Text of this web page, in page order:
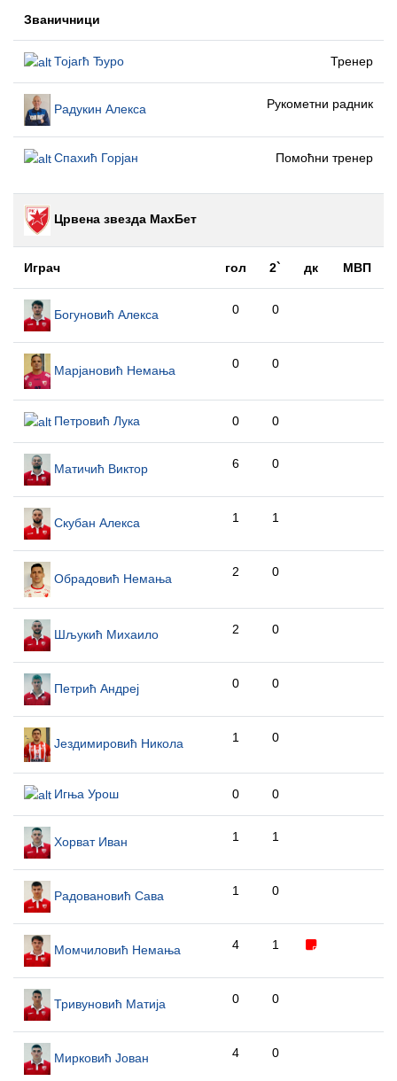
Званичници
Тојагћ Ђуро Тренер
Радукин Алекса Рукометни радник
Спахић Горјан Помоћни тренер
Црвена звезда МаxБет
Играч гол 2` дк МВП
Богуновић Алекса 0 0
Марјановић Немања 0 0
Петровић Лука 0 0
Матичић Виктор 6 0
Скубан Алекса 1 1
Обрадовић Немања 2 0
Шљукић Михаило 2 0
Петрић Андреј 0 0
Јездимировић Никола 1 0
Игња Урош 0 0
Хорват Иван 1 1
Радовановић Сава 1 0
Момчиловић Немања 4 1
Тривуновић Матија 0 0
Мирковић Јован 4 0